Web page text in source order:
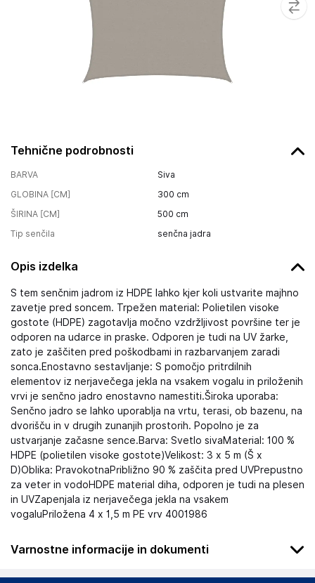
Tehnične podrobnosti
BARVA
Siva
GLOBINA [CM]
300 cm
ŠIRINA [CM]
500 cm
Tip senčila
senčna jadra
Opis izdelka
S tem senčnim jadrom iz HDPE lahko kjer koli ustvarite majhno
zavetje pred soncem. Trpežen material: Polietilen visoke
gostote (HDPE) zagotavlja močno vzdržljivost površine ter je
odporen na udarce in praske. Odporen je tudi na UV žarke,
zato je zaščiten pred poškodbami in razbarvanjem zaradi
sonca.Enostavno sestavljanje: S pomočjo pritrdilnih
elementov iz nerjavečega jekla na vsakem vogalu in priloženih
vrvi je senčno jadro enostavno namestiti.Široka uporaba:
Senčno jadro se lahko uporablja na vrtu, terasi, ob bazenu, na
dvorišču in v drugih zunanjih prostorih. Popolno je za
ustvarjanje začasne sence.Barva: Svetlo sivaMaterial: 100 %
HDPE (polietilen visoke gostote)Velikost: 3 x 5 m (Š x
D)Oblika: PravokotnaPribližno 90 % zaščita pred UVPrepustno
za veter in vodoHDPE material diha, odporen je tudi na plesen
in UVZapenjala iz nerjavečega jekla na vsakem
vogaluPriložena 4 x 1,5 m PE vrv 4001986
Varnostne informacije in dokumenti
Podatki o proizvajalcu